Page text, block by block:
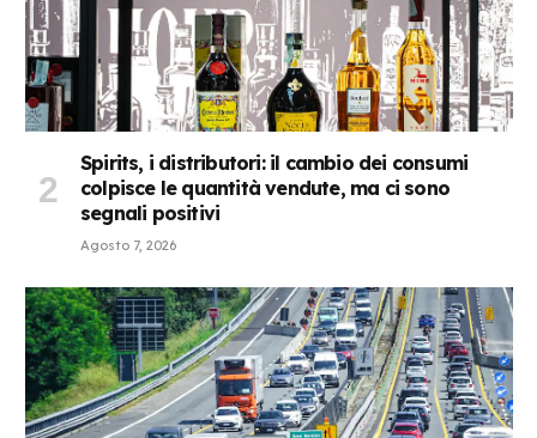
Spirits, i distributori: il cambio dei consumi
colpisce le quantità vendute, ma ci sono
segnali positivi
Agosto 7, 2026